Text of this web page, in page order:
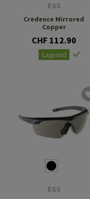
ESS
Credence Mirrored
Copper
CHF 112.90
Lagernd
ESS